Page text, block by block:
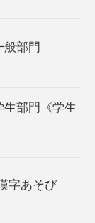
般部門
部門《学生
字あそび